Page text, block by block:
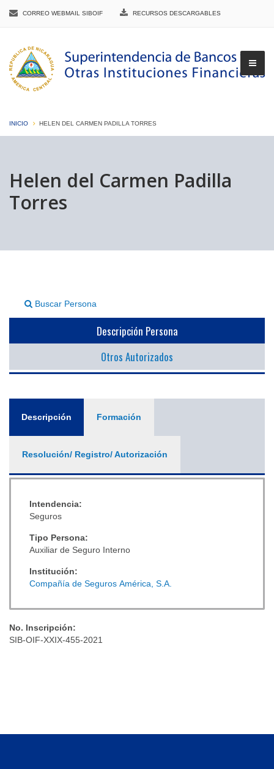
CORREO WEBMAIL SIBOIF RECURSOS DESCARGABLES
INICIO HELEN DEL CARMEN PADILLA TORRES
Helen del Carmen Padilla
Torres
Buscar Persona
Descripción Persona
Otros Autorizados
Descripción (solapaFormación
Resolución/ Registro/ Autorización
Intendencia:
Seguros
Tipo Persona:
Auxiliar de Seguro Interno
Institución:
Compañía de Seguros América, S.A.
No. Inscripción:
SIB-OIF-XXIX-455-2021